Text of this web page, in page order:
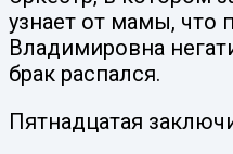
узнает от мамы, что
Владимировна
брак распался.
Пятнадцатая